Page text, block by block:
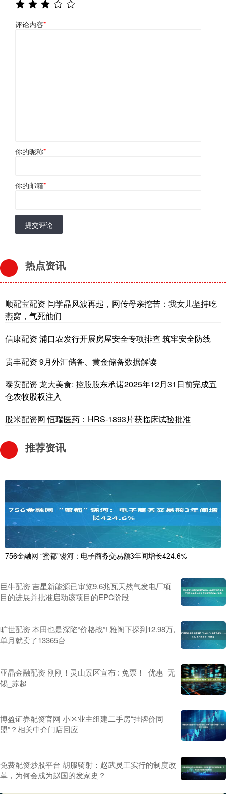
评论内容*
你的昵称*
你的邮箱*
提交评论
热点资讯
顺配宝配资 闫学晶风波再起，网传母亲挖苦：我女儿坚持吃
燕窝，气死他们
信康配资 浦口农发行开展房屋安全专项排查 筑牢安全防线
贵丰配资 9月外汇储备、黄金储备数据解读
泰安配资 龙大美食: 控股股东承诺2025年12月31日前完成五
仓农牧股权注入
股米配资网 恒瑞医药：HRS-1893片获临床试验批准
推荐资讯
756金融网 “蜜都”饶河：电子商务交易额3年间增长424.6%
巨牛配资 吉星新能源已审览9.6兆瓦天然气发电厂项
目的进展并批准启动该项目的EPC阶段
旷世配资 本田也是深陷“价格战”! 雅阁下探到12.98万,
单月就卖了13365台
亚晶金融配资 刚刚！灵山景区宣布 : 免票！_优惠_无
锡_苏超
博盈证券配资官网 小区业主组建二手房“挂牌价同
盟”？相关中介门店回应
免费配资炒股平台 胡服骑射：赵武灵王实行的制度改
革，为何会成为赵国的发家史？